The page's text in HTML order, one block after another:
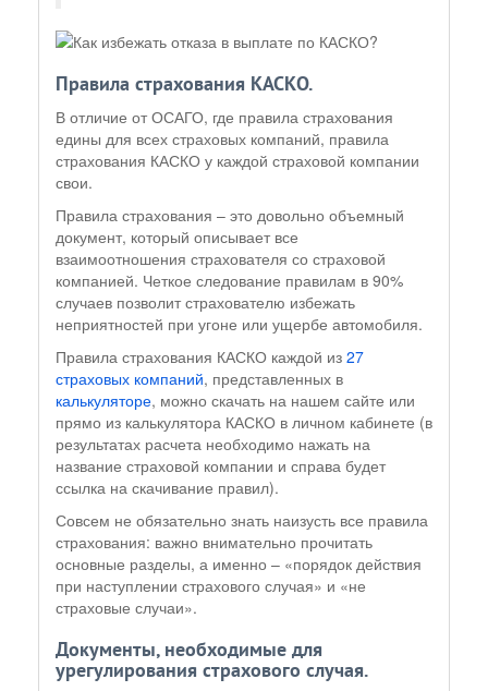
Правила страхования КАСКО.
В отличие от ОСАГО, где правила страхования
едины для всех страховых компаний, правила
страхования КАСКО у каждой страховой компании
свои.
Правила страхования – это довольно объемный
документ, который описывает все
взаимоотношения страхователя со страховой
компанией. Четкое следование правилам в 90%
случаев позволит страхователю избежать
неприятностей при угоне или ущербе автомобиля.
Правила страхования КАСКО каждой из 27
страховых компаний, представленных в
калькуляторе, можно скачать на нашем сайте или
прямо из калькулятора КАСКО в личном кабинете (в
результатах расчета необходимо нажать на
название страховой компании и справа будет
ссылка на скачивание правил).
Совсем не обязательно знать наизусть все правила
страхования: важно внимательно прочитать
основные разделы, а именно – «порядок действия
при наступлении страхового случая» и «не
страховые случаи».
Документы, необходимые для
урегулирования страхового случая.